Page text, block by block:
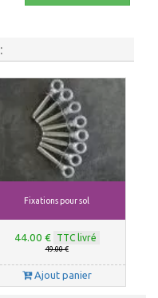
Fixations pour sol
44.00 € TTC livré
49.00 €
Ajout panier